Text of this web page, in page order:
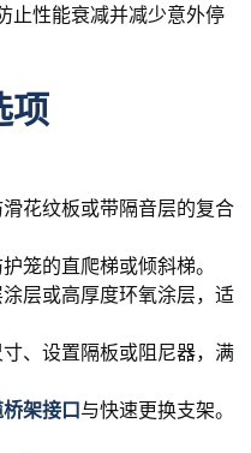
止性能衰减并减少意外停
项
花纹板或带隔音层的复合
笼的直爬梯或倾斜梯。
层或高厚度环氧涂层，适
、设置隔板或阻尼器，满
桥架接口与快速更换支架。